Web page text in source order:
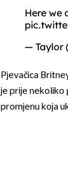
Here we
— Taylor
Pjevačica
je prije nekoliko
promjenu koja